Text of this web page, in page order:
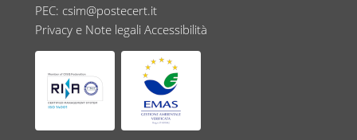
PEC: csim@postecert.it
Privacy e Note legali Accessibilità